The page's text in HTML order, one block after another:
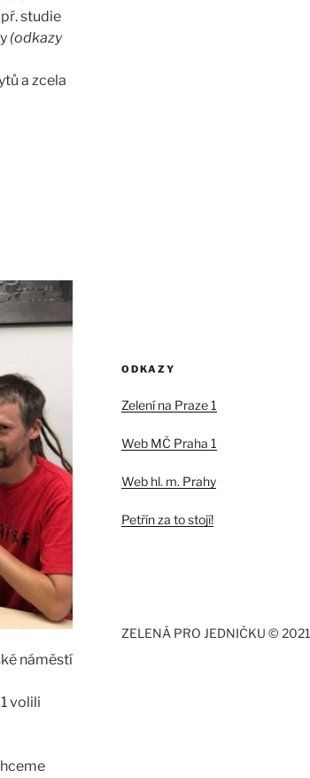
studie
(odkazy
a zcela
náměstí
volili
ODKAZY
Zelení na Praze 1
Web MČ Praha 1
Web hl. m. Prahy
Petřín za to stojí!
ZELENÁ PRO JEDNIČKU © 2021